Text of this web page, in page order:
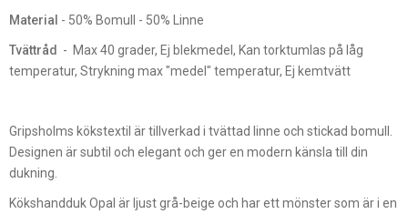
Material - 50% Bomull - 50% Linne
Tvättråd - Max 40 grader, Ej blekmedel, Kan torktumlas på låg
temperatur, Strykning max "medel" temperatur, Ej kemtvätt
Gripsholms kökstextil är tillverkad i tvättad linne och stickad bomull.
Designen är subtil och elegant och ger en modern känsla till din
dukning.
Kökshandduk Opal är ljust grå-beige och har ett mönster som är i en